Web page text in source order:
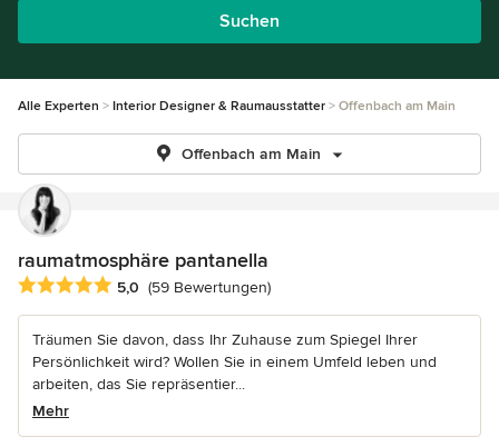
Suchen
Alle Experten Interior Designer & Raumausstatter Offenbach am Main
Offenbach am Main
raumatmosphäre pantanella
Durchschnittliche Bewertung: 5 von 5 Sternen
5,0 (59 Bewertungen)
Träumen Sie davon, dass Ihr Zuhause zum Spiegel Ihrer
Persönlichkeit wird? Wollen Sie in einem Umfeld leben und
arbeiten, das Sie repräsentier...
Mehr